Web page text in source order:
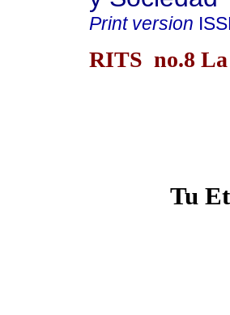
Print version
RITS no.8 La
Tu